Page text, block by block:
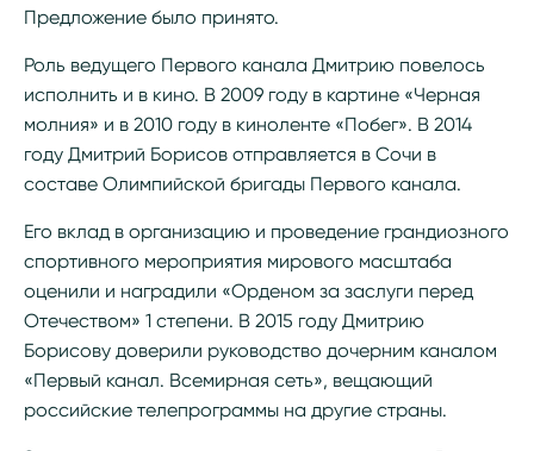
Предложение было принято.
Роль ведущего Первого канала Дмитрию повелось
исполнить и в кино. В 2009 году в картине «Черная
молния» и в 2010 году в киноленте «Побег». В 2014
году Дмитрий Борисов отправляется в Сочи в
составе Олимпийской бригады Первого канала.
Его вклад в организацию и проведение грандиозного
спортивного мероприятия мирового масштаба
оценили и наградили «Орденом за заслуги перед
Отечеством» 1 степени. В 2015 году Дмитрию
Борисову доверили руководство дочерним каналом
«Первый канал. Всемирная сеть», вещающий
российские телепрограммы на другие страны.